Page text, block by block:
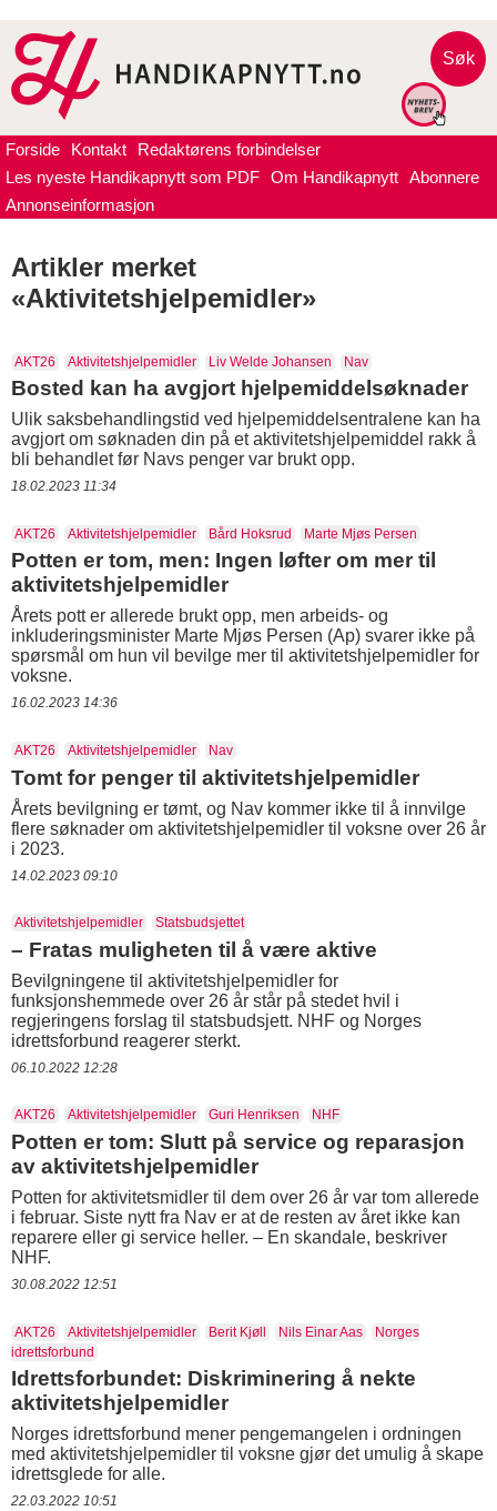
Søk
Forside Kontakt
Redaktørens forbindelser
Les nyeste Handikapnytt som PDF Om Handikapnytt Abonnere
Annonseinformasjon
Artikler merket
«Aktivitetshjelpemidler»
AKT26 Aktivitetshjelpemidler Liv Welde Johansen Nav
Bosted kan ha avgjort hjelpemiddelsøknader
Ulik saksbehandlingstid ved hjelpemiddelsentralene kan ha
avgjort om søknaden din på et aktivitetshjelpemiddel rakk å
bli behandlet før Navs penger var brukt opp.
18.02.2023 11:34
AKT26 Aktivitetshjelpemidler Bård Hoksrud Marte Mjøs Persen
Potten er tom, men: Ingen løfter om mer til
aktivitetshjelpemidler
Årets pott er allerede brukt opp, men arbeids- og
inkluderingsminister Marte Mjøs Persen (Ap) svarer ikke på
spørsmål om hun vil bevilge mer til aktivitetshjelpemidler for
voksne.
16.02.2023 14:36
AKT26 Aktivitetshjelpemidler Nav
Tomt for penger til aktivitetshjelpemidler
Årets bevilgning er tømt, og Nav kommer ikke til å innvilge
flere søknader om aktivitetshjelpemidler til voksne over 26 år
i 2023.
14.02.2023 09:10
Aktivitetshjelpemidler Statsbudsjettet
– Fratas muligheten til å være aktive
Bevilgningene til aktivitetshjelpemidler for
funksjonshemmede over 26 år står på stedet hvil i
regjeringens forslag til statsbudsjett. NHF og Norges
idrettsforbund reagerer sterkt.
06.10.2022 12:28
AKT26 Aktivitetshjelpemidler Guri Henriksen NHF
Potten er tom: Slutt på service og reparasjon
av aktivitetshjelpemidler
Potten for aktivitetsmidler til dem over 26 år var tom allerede
i februar. Siste nytt fra Nav er at de resten av året ikke kan
reparere eller gi service heller. – En skandale, beskriver
NHF.
30.08.2022 12:51
AKT26 Aktivitetshjelpemidler Berit Kjøll Nils Einar Aas
Norges
idrettsforbund
Idrettsforbundet: Diskriminering å nekte
aktivitetshjelpemidler
Norges idrettsforbund mener pengemangelen i ordningen
med aktivitetshjelpemidler til voksne gjør det umulig å skape
idrettsglede for alle.
22.03.2022 10:51